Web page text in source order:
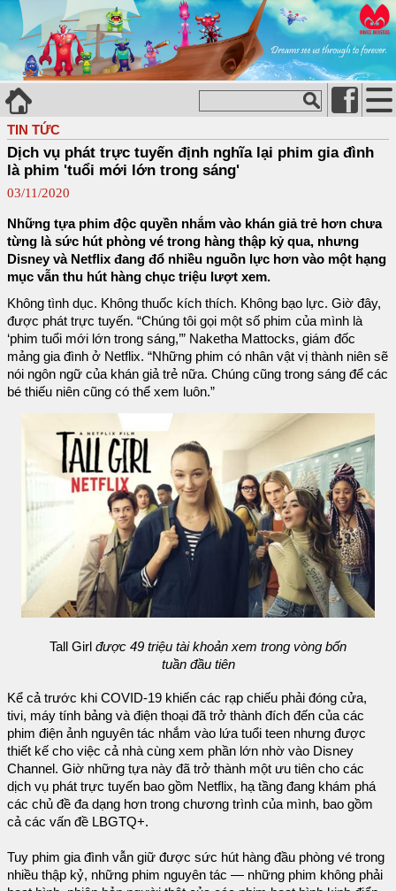
TIN TỨC
Dịch vụ phát trực tuyến định nghĩa lại phim gia đình
là phim 'tuổi mới lớn trong sáng'
03/11/2020
Những tựa phim độc quyền nhắm vào khán giả trẻ hơn chưa
từng là sức hút phòng vé trong hàng thập kỷ qua, nhưng
Disney và Netflix đang đổ nhiều nguồn lực hơn vào một hạng
mục vẫn thu hút hàng chục triệu lượt xem.
Không tình dục. Không thuốc kích thích. Không bạo lực. Giờ đây,
được phát trực tuyến. “Chúng tôi gọi một số phim của mình là
‘phim tuổi mới lớn trong sáng,’” Naketha Mattocks, giám đốc
mảng gia đình ở Netflix. “Những phim có nhân vật vị thành niên sẽ
nói ngôn ngữ của khán giả trẻ nữa. Chúng cũng trong sáng để các
bé thiếu niên cũng có thể xem luôn.”
Tall Girl được 49 triệu tài khoản xem trong vòng bốn
tuần đầu tiên
Kể cả trước khi COVID-19 khiến các rạp chiếu phải đóng cửa,
tivi, máy tính bảng và điện thoại đã trở thành đích đến của các
phim điện ảnh nguyên tác nhắm vào lứa tuổi teen nhưng được
thiết kế cho việc cả nhà cùng xem phần lớn nhờ vào Disney
Channel. Giờ những tựa này đã trở thành một ưu tiên cho các
dịch vụ phát trực tuyến bao gồm Netflix, hạ tầng đang khám phá
các chủ đề đa dạng hơn trong chương trình của mình, bao gồm
cả các vấn đề LBGTQ+.
Tuy phim gia đình vẫn giữ được sức hút hàng đầu phòng vé trong
nhiều thập kỷ, những phim nguyên tác — những phim không phải